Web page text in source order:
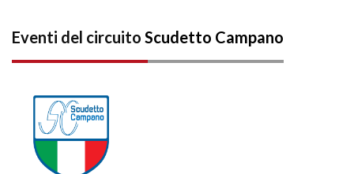
Eventi del circuito Scudetto Campano